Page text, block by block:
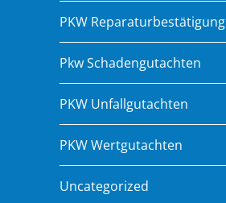
PKW Reparaturbestätigung
Pkw Schadengutachten
PKW Unfallgutachten
PKW Wertgutachten
Uncategorized